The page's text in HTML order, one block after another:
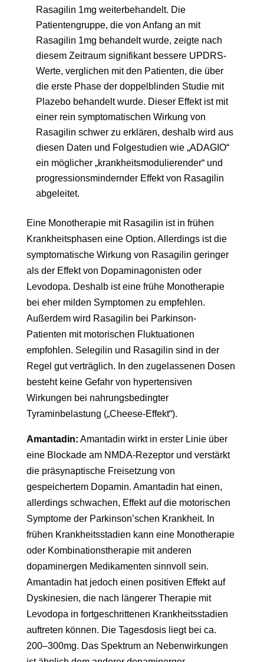
Rasagilin 1mg weiterbehandelt. Die
Patientengruppe, die von Anfang an mit
Rasagilin 1mg behandelt wurde, zeigte nach
diesem Zeitraum signifikant bessere UPDRS-
Werte, verglichen mit den Patienten, die über
die erste Phase der doppelblinden Studie mit
Plazebo behandelt wurde. Dieser Effekt ist mit
einer rein symptomatischen Wirkung von
Rasagilin schwer zu erklären, deshalb wird aus
diesen Daten und Folgestudien wie „ADAGIO“
ein möglicher „krankheitsmodulierender“ und
progressionsmindernder Effekt von Rasagilin
abgeleitet.
Eine Monotherapie mit Rasagilin ist in frühen
Krankheitsphasen eine Option. Allerdings ist die
symptomatische Wirkung von Rasagilin geringer
als der Effekt von Dopaminagonisten oder
Levodopa. Deshalb ist eine frühe Monotherapie
bei eher milden Symptomen zu empfehlen.
Außerdem wird Rasagilin bei Parkinson-
Patienten mit motorischen Fluktuationen
empfohlen. Selegilin und Rasagilin sind in der
Regel gut verträglich. In den zugelassenen Dosen
besteht keine Gefahr von hypertensiven
Wirkungen bei nahrungsbedingter
Tyraminbelastung („Cheese-Effekt“).
Amantadin: Amantadin wirkt in erster Linie über
eine Blockade am NMDA-Rezeptor und verstärkt
die präsynaptische Freisetzung von
gespeichertem Dopamin. Amantadin hat einen,
allerdings schwachen, Effekt auf die motorischen
Symptome der Parkinson’schen Krankheit. In
frühen Krankheitsstadien kann eine Monotherapie
oder Kombinationstherapie mit anderen
dopaminergen Medikamenten sinnvoll sein.
Amantadin hat jedoch einen positiven Effekt auf
Dyskinesien, die nach längerer Therapie mit
Levodopa in fortgeschrittenen Krankheitsstadien
auftreten können. Die Tagesdosis liegt bei ca.
200–300mg. Das Spektrum an Nebenwirkungen